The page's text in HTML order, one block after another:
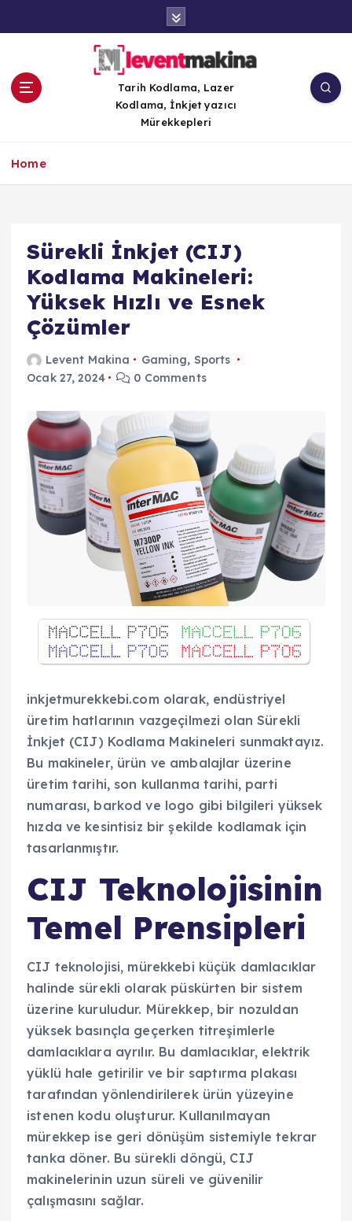
a
Tarih Kodlama, Lazer
Kodlama, İnkjet yazıcı
Mürekkepleri
Home
Sürekli İnkjet (CIJ)
Kodlama Makineleri:
Yüksek Hızlı ve Esnek
Çözümler
Levent Makina Gaming, Sports
Ocak 27, 2024
0 Comments
inkjetmurekkebi.com olarak, endüstriyel
üretim hatlarının vazgeçilmezi olan Sürekli
İnkjet (CIJ) Kodlama Makineleri sunmaktayız.
Bu makineler, ürün ve ambalajlar üzerine
üretim tarihi, son kullanma tarihi, parti
numarası, barkod ve logo gibi bilgileri yüksek
hızda ve kesintisiz bir şekilde kodlamak için
tasarlanmıştır.
CIJ Teknolojisinin
Temel Prensipleri
CIJ teknolojisi, mürekkebi küçük damlacıklar
halinde sürekli olarak püskürten bir sistem
üzerine kuruludur. Mürekkep, bir nozuldan
yüksek basınçla geçerken titreşimlerle
damlacıklara ayrılır. Bu damlacıklar, elektrik
yüklü hale getirilir ve bir saptırma plakası
tarafından yönlendirilerek ürün yüzeyine
istenen kodu oluşturur. Kullanılmayan
mürekkep ise geri dönüşüm sistemiyle tekrar
tanka döner. Bu sürekli döngü, CIJ
makinelerinin uzun süreli ve güvenilir
çalışmasını sağlar.